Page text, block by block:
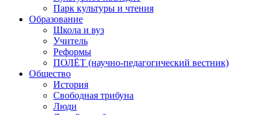
Парк культуры и чтения
Образование
Школа и вуз
Учитель
Реформы
ПОЛЁТ (научно-педагогический вестник)
Общество
История
Свободная трибуна
Люди